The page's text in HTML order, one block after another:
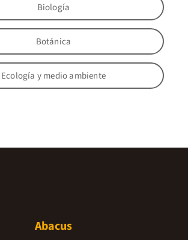
Biología
Botánica
Ecología y medio ambiente
Abacus